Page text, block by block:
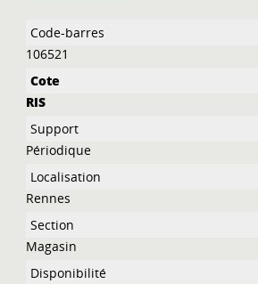
Liste des exemplaires
106521
RIS
Périodique
Rennes
Magasin